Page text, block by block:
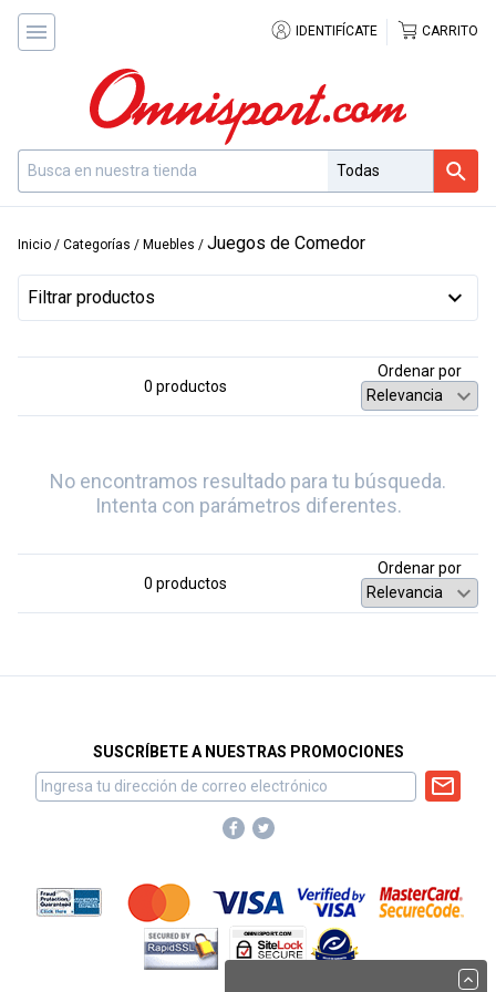
IDENTIFÍCATE CARRITO
Inicio / Categorías / Muebles / Juegos de Comedor
Filtrar productos
0 productos
Ordenar por
No encontramos resultado para tu búsqueda.
Intenta con parámetros diferentes.
0 productos
Ordenar por
SUSCRÍBETE A NUESTRAS PROMOCIONES